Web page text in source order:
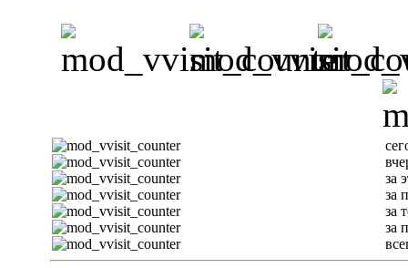
за
за
за
за